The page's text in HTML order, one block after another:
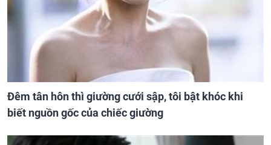
Đêm tân hôn thì giường cưới sập, tôi bật khóc khi
biết nguồn gốc của chiếc giường